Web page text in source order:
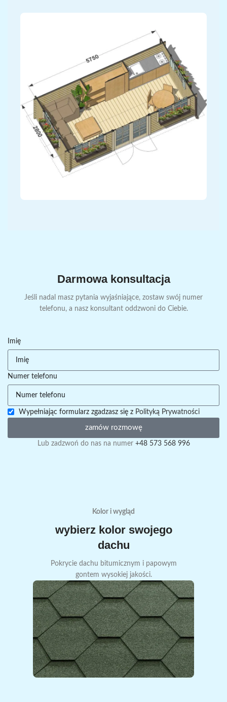
Darmowa konsultacja
Jeśli nadal masz pytania wyjaśniające, zostaw swój numer
telefonu, a nasz konsultant oddzwoni do Ciebie.
Imię
Numer telefonu
Wypełniając formularz zgadzasz się z Polityką Prywatności
zamów rozmowę
Lub zadzwoń do nas na numer +48 573 568 996
Kolor i wygląd
wybierz kolor swojego
dachu
Pokrycie dachu bitumicznym i papowym
gontem wysokiej jakości.